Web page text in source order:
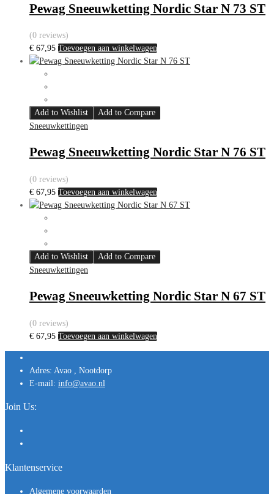
Pewag Sneeuwketting Nordic Star N 73 ST
(0 reviews)
€ 67,95 Toevoegen aan winkelwagen
Add to Wishlist
Add to Compare
Sneeuwkettingen
Pewag Sneeuwketting Nordic Star N 76 ST
(0 reviews)
€ 67,95 Toevoegen aan winkelwagen
Add to Wishlist
Add to Compare
Sneeuwkettingen
Pewag Sneeuwketting Nordic Star N 67 ST
(0 reviews)
€ 67,95 Toevoegen aan winkelwagen
Adres: Avao , Nootdorp
E-mail: info@avao.nl
Join Us:
Klantenservice
Algemene voorwaarden